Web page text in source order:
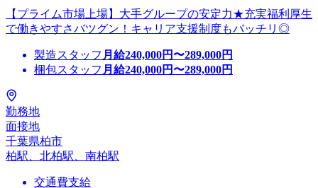
【プライム市場上場】大手グループの安定力★充実福利厚生
で働きやすさバツグン！キャリア支援制度もバッチリ◎
製造スタッフ 月給240,000円〜289,000円
梱包スタッフ 月給240,000円〜289,000円
勤務地
面接地
千葉県柏市
柏駅、北柏駅、南柏駅
交通費支給